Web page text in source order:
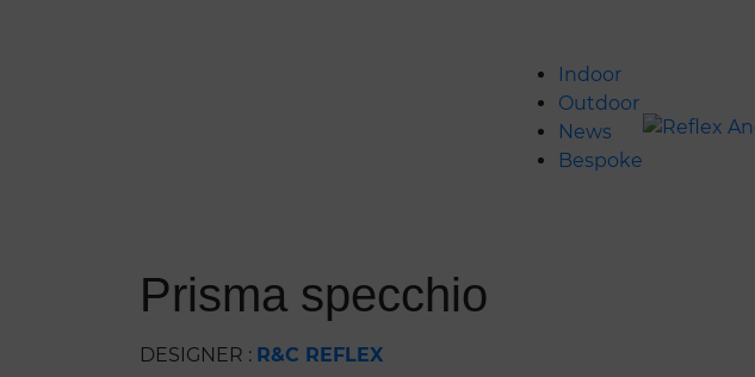
Indoor
Outdoor
News
Bespoke
prisma specchio
DESIGNER : R&C REFLEX